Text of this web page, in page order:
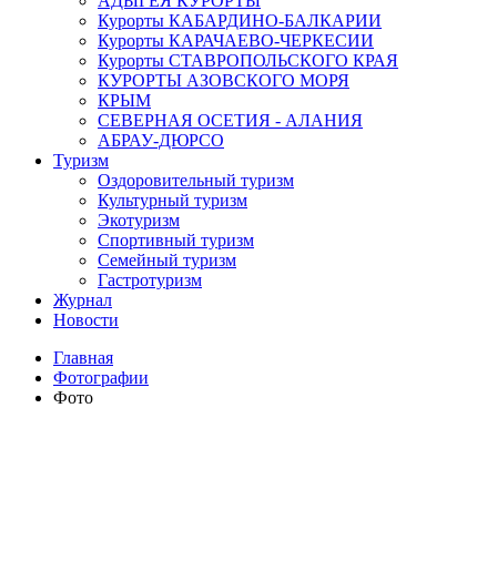
Курорты КАБАРДИНО-БАЛКАРИИ
Курорты КАРАЧАЕВО-ЧЕРКЕСИИ
Курорты СТАВРОПОЛЬСКОГО КРАЯ
КУРОРТЫ АЗОВСКОГО МОРЯ
КРЫМ
СЕВЕРНАЯ ОСЕТИЯ - АЛАНИЯ
АБРАУ-ДЮРСО
Туризм
Оздоровительный туризм
Культурный туризм
Экотуризм
Спортивный туризм
Семейный туризм
Гастротуризм
Журнал
Новости
Главная
Фотографии
Фото